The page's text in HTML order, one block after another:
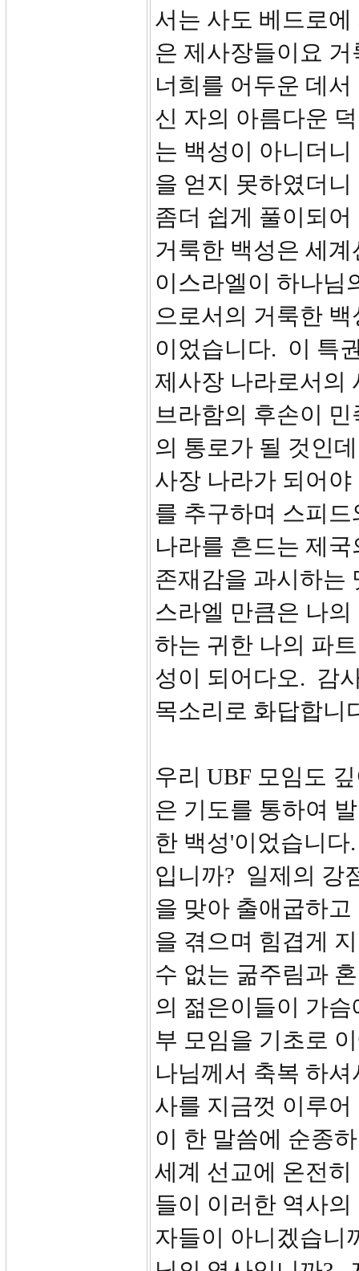
서는 사도 베드로
은 제사장들이요
너희를 어두운 데
신 자의 아름다운
는 백성이 아니더
을 얻지 못하였더
좀더 쉽게 풀이되
거룩한 백성은 세
이스라엘이 하나님
으로서의 거룩한
이었습니다. 이 특
제사장 나라로서의
브라함의 후손이
의 통로가 될 것인
사장 나라가 되어
를 추구하며 스피
나라를 흔드는 제
존재감을 과시하는
스라엘 만큼은 나
하는 귀한 나의 파
성이 되어다오. 감
목소리로 화답합니
우리 UBF 모임도
은 기도를 통하여
한 백성'이었습니
입니까? 일제의 강
을 맞아 출애굽하
을 겪으며 힘겹게
수 없는 굶주림과
의 젊은이들이 가
부 모임을 기초로
나님께서 축복 하
사를 지금껏 이루
이 한 말씀에 순종
세계 선교에 온전
들이 이러한 역사
자들이 아니겠습니